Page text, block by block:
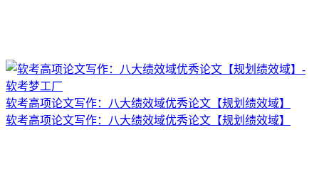
软考高项论文写作：八大绩效域优秀论文【规划绩效域】
软考高项论文写作：八大绩效域优秀论文【规划绩效域】